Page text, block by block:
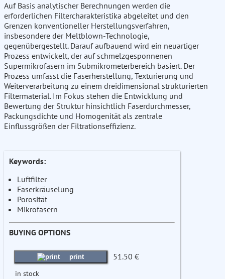
Auf Basis analytischer Berechnungen werden die
erforderlichen Filtercharakteristika abgeleitet und den
Grenzen konventioneller Herstellungsverfahren,
insbesondere der Meltblown-Technologie,
gegenübergestellt. Darauf aufbauend wird ein neuartiger
Prozess entwickelt, der auf schmelzgesponnenen
Supermikrofasern im Submikrometerbereich basiert. Der
Prozess umfasst die Faserherstellung, Texturierung und
Weiterverarbeitung zu einem dreidimensional strukturierten
Filtermaterial. Im Fokus stehen die Entwicklung und
Bewertung der Struktur hinsichtlich Faserdurchmesser,
Packungsdichte und Homogenität als zentrale
Einflussgrößen der Filtrationseffizienz.
Keywords:
Luftfilter
Faserkräuselung
Porosität
Mikrofasern
BUYING OPTIONS
print 51.50 €
in stock